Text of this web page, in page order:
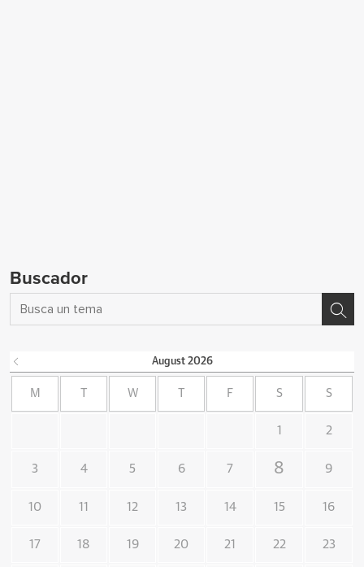
Buscador
August 2026
M W F S S
1 2
3 4 5 6 7 8 9
10 11 12 13 14 15 16
17 18 19 20 21 22 23